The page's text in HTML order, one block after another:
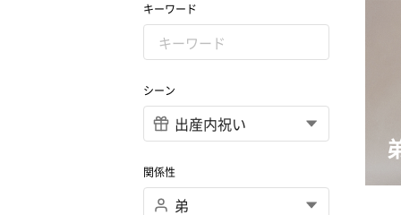
キーワード
シーン
関係性